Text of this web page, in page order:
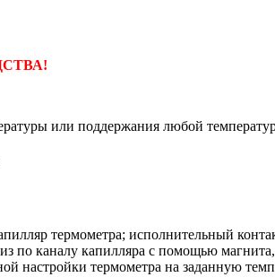
или поддержания любой
термометра; исполнительный
по каналу капилляра с помощью
настройки термометра на заданную